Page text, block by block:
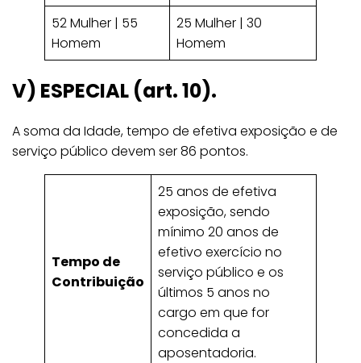
52 Mulher | 55
Homem
25 Mulher | 30
Homem
V) ESPECIAL (art. 10).
A soma da Idade, tempo de efetiva exposição e de
serviço público devem ser 86 pontos.
Tempo de
Contribuição
25 anos de efetiva
exposição, sendo
mínimo 20 anos de
efetivo exercício no
serviço público e os
últimos 5 anos no
cargo em que for
concedida a
aposentadoria.